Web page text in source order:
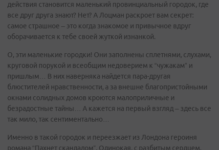
действия становится маленький провинциальный городок, где
все друг друга знают? Нет? А Лоцман раскроет вам секрет:
самое страшное – это когда знакомое и привычное вдруг
оборачивается к тебе своей жуткой изнанкой.
О, эти маленькие городки! Они заполнены сплетнями, слухами,
круговой порукой и всеобщим недоверием к “чужакам” и
пришлым… В них наверняка найдется пара-другая
блюстителей нравственности, а за внешне благопристойными
окнами солидных домов кроются малоприличные и
безрадостные тайны… А кажется на первый взгляд – здесь все
так мило, так сентиментально…
Именно в такой городок и переезжает из Лондона героиня
романа “Пахнет скандалом”. Одинокая, с разбитым сердцем,